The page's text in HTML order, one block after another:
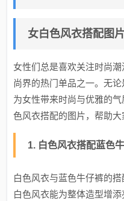
女白色风衣搭配图
女性们总是喜欢关注时尚
尚界的热门单品之一。无
为女性带来时尚与优雅的
色风衣搭配的图片，帮助大
1. 白色风衣搭配蓝色
白色风衣与蓝色牛仔裤的
白色风衣能为整体造型增